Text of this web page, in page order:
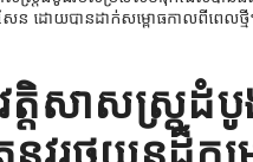
ត្តិសាសស្ត្រ